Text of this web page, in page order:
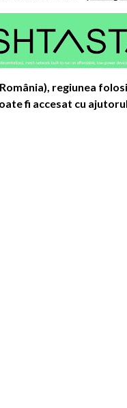
regiunea
fi accesat cu